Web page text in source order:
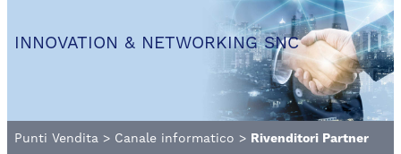
INNOVATION & NETWORKING SNC
Punti Vendita > Canale informatico > Rivenditori Partner